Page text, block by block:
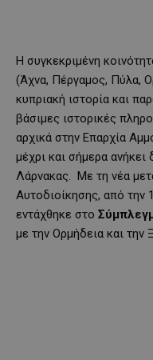
Η συγκεκριμένη
(Άχνα, Πέργαμος, Πύλα,
κυπριακή ιστορία και
βάσιμες ιστορικές
αρχικά στην Επαρχία
μέχρι και σήμερα ανήκει
Λάρνακας. Με τη νέα
Αυτοδιοίκησης, από την
εντάχθηκε στο
με την Ορμήδεια και την